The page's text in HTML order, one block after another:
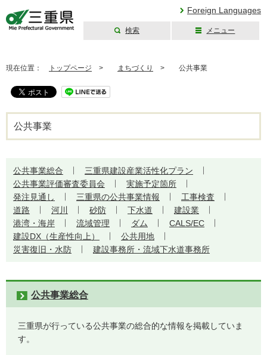
Foreign Languages
検索 メニュー
現在位置： トップページ > まちづくり > 公共事業
公共事業
公共事業総合
三重県建設産業活性化プラン
公共事業評価審査委員会
実施予定箇所
発注見通し
三重県の公共事業情報
工事検査
道路
河川 砂防 下水道
建設業
港湾・海岸
流域管理 ダム
CALS/EC
建設DX（⽣産性向上）
公共用地
災害復旧・水防
建設事務所・流域下水道事務所
公共事業総合
三重県が行っている公共事業の総合的な情報を掲載していま
す。